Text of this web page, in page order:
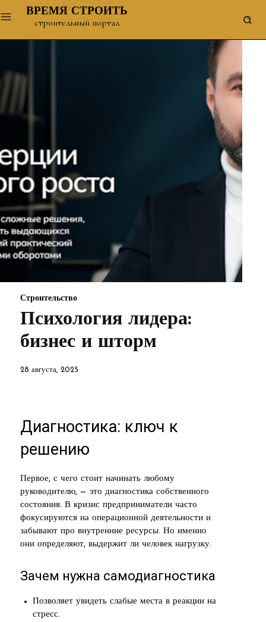
ВРЕМЯ СТРОИТЬ
строительный портал
Строительство
Психология лидера:
бизнес и шторм
28 августа, 2025
Диагностика: ключ к
решению
Первое, с чего стоит начинать любому
руководителю, — это диагностика собственного
состояния. В кризис предприниматели часто
фокусируются на операционной деятельности и
забывают про внутренние ресурсы. Но именно
они определяют, выдержит ли человек нагрузку.
Зачем нужна самодиагностика
Позволяет увидеть слабые места в реакции на
стресс.